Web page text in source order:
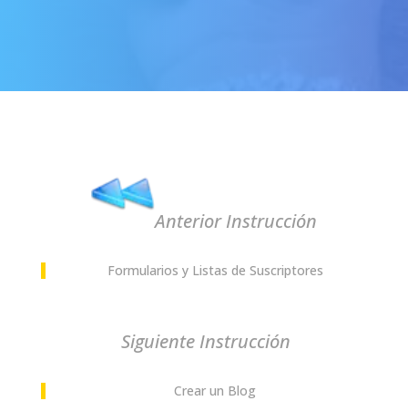
Anterior Instrucción
Formularios y Listas de Suscriptores
Siguiente Instrucción
Crear un Blog